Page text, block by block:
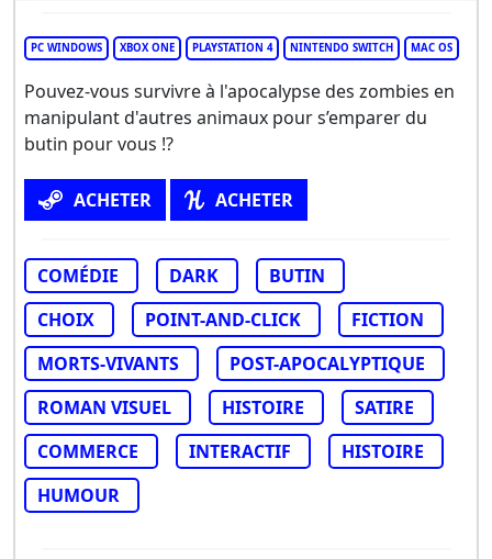
PC WINDOWS XBOX ONE PLAYSTATION 4 NINTENDO SWITCH MAC OS
Pouvez-vous survivre à l'apocalypse des zombies en
manipulant d'autres animaux pour s’emparer du
butin pour vous !?
ACHETER ACHETER
COMÉDIE DARK
BUTIN
CHOIX
POINT-AND-CLICK
FICTION
MORTS-VIVANTS
POST-APOCALYPTIQUE
ROMAN VISUEL
HISTOIRE
SATIRE
COMMERCE
INTERACTIF
HISTOIRE
HUMOUR